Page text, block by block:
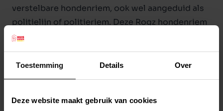
Toestemming Details Over
Deze website maakt gebruik van cookies
verstelbare hondenriem, ook wel aangeduid als
politielijn of politieriem. Deze Rogz hondenriem
Nitelife (S) is geschikt voor de kleinere rassen,
zoals bijvoorbeeld Pomeranian, Matlezer,
Chihuahua.
De Rogz Nitelife is verstelbaar en op maar liefst
1) als lange hondenriem 1,80 meter;